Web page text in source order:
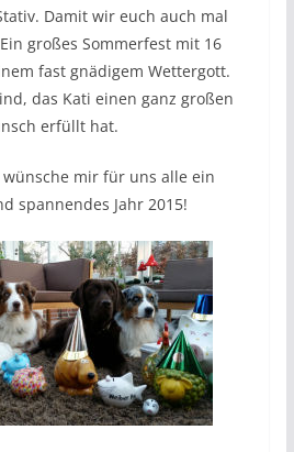
Damit wir euch auch mal
großes Sommerfest mit 16
fast gnädigem Wettergott.
das Kati einen ganz großen
erfüllt hat.
wünsche mir für uns alle ein
spannendes Jahr 2015!